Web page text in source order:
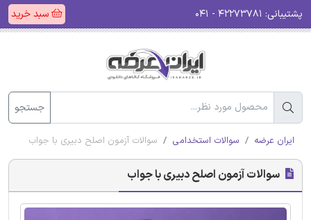
پشتیبانی: سبد خرید
جستجو
ایران عرضه سوالات استخدامی سوالات آزمون اصلح دبیری با جواب
سوالات آزمون اصلح دبیری با جواب